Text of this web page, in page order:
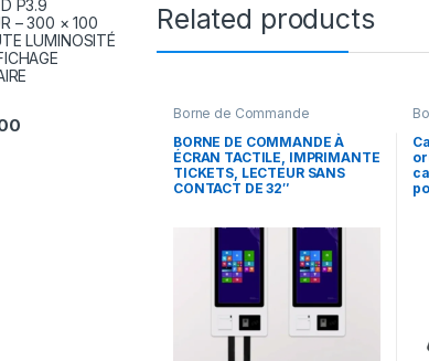
Related products
Borne de Commande
BORNE DE COMMANDE À
ÉCRAN TACTILE, IMPRIMANTE
TICKETS, LECTEUR SANS
CONTACT DE 32″
P3.9
– 300 × 100
LUMINOSITÉ